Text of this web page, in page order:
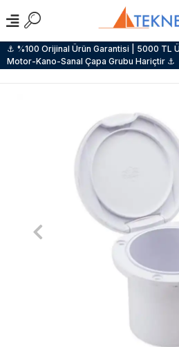
⚓ %100 Orijinal Ürün Garantisi | 5000
Motor-Kano-Sanal Çapa Grubu Hariçtir ⚓